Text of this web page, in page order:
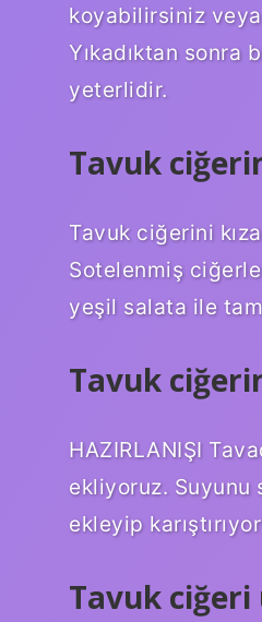
koyabilirsiniz
Yıkadıktan
yeterlidir.
Tavuk
Tavuk ciğerini
Sotelenmiş
yeşil salata ile
Tavuk
HAZIRLANIŞI
ekliyoruz. Suyunu
ekleyip
Tavuk ciğeri